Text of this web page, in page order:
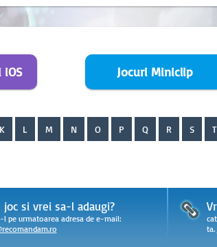
Jocuri Miniclip
K L M N O P Q R S T
joc si vrei sa-l adaugi?
l pe urmatoarea adresa de e-mail:
ta.